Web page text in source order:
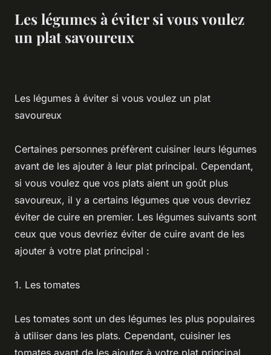
Les légumes à éviter si vous voulez
un plat savoureux
Les légumes à éviter si vous voulez un plat
savoureux
Certaines personnes préfèrent cuisiner leurs légumes
avant de les ajouter à leur plat principal. Cependant,
si vous voulez que vos plats aient un goût plus
savoureux, il y a certains légumes que vous devriez
éviter de cuire en premier. Les légumes suivants sont
ceux que vous devriez éviter de cuire avant de les
ajouter à votre plat principal :
1. Les tomates
Les tomates sont un des légumes les plus populaires
à utiliser dans les plats. Cependant, cuisiner les
tomates avant de les ajouter à votre plat principal